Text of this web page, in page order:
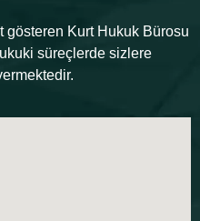
gösteren Kurt Hukuk Bürosu
süreçlerde sizlere